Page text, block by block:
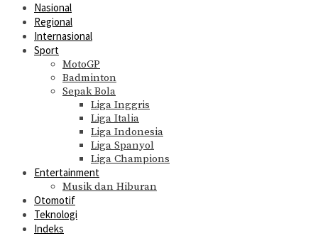
Nasional
Regional
Internasional
Sport
MotoGP
Badminton
Sepak Bola
Liga Inggris
Liga Italia
Liga Indonesia
Liga Spanyol
Liga Champions
Entertainment
Musik dan Hiburan
Otomotif
Teknologi
Indeks